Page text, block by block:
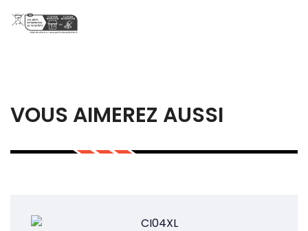
VOUS AIMEREZ AUSSI